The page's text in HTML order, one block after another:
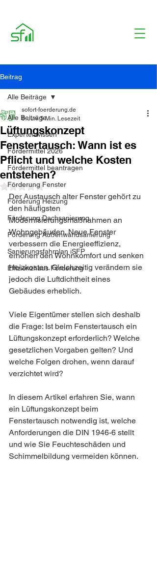
Beitrag
Alle Beiträge
Expertenwissen
Fördermittel 2026
Fördermittel beantragen
Förderung Fenster
Förderung Heizung
Förderung Dachsanierung
Förderung Außenwandsanierung
Sanierungsfahrplan iSFP
Effizienzhaus Förderung
Alle Beiträge
Lüftungskonzept
Fenstertausch: Wann ist es
Pflicht und welche Kosten
entstehen?
sofort-foerderung.de
8. Juni 5 Min. Lesezeit
Mit NaN von 5 Sternen bewertet.
Der Austausch alter Fenster gehört zu
den häufigsten
Modernisierungsmaßnahmen an
Wohngebäuden. Neue Fenster
verbessern die Energieeffizienz,
erhöhen den Wohnkomfort und senken
Heizkosten. Gleichzeitig verändern sie
jedoch die Luftdichtheit eines
Gebäudes erheblich.
Viele Eigentümer stellen sich deshalb
die Frage: Ist beim Fenstertausch ein
Lüftungskonzept erforderlich? Welche
gesetzlichen Vorgaben gelten? Und
welche Folgen drohen, wenn darauf
verzichtet wird?
In diesem Artikel erfahren Sie, wann
ein Lüftungskonzept beim
Fenstertausch notwendig ist, welche
Anforderungen die DIN 1946-6 stellt
und wie Sie Feuchteschäden und
Schimmelbildung vermeiden können.